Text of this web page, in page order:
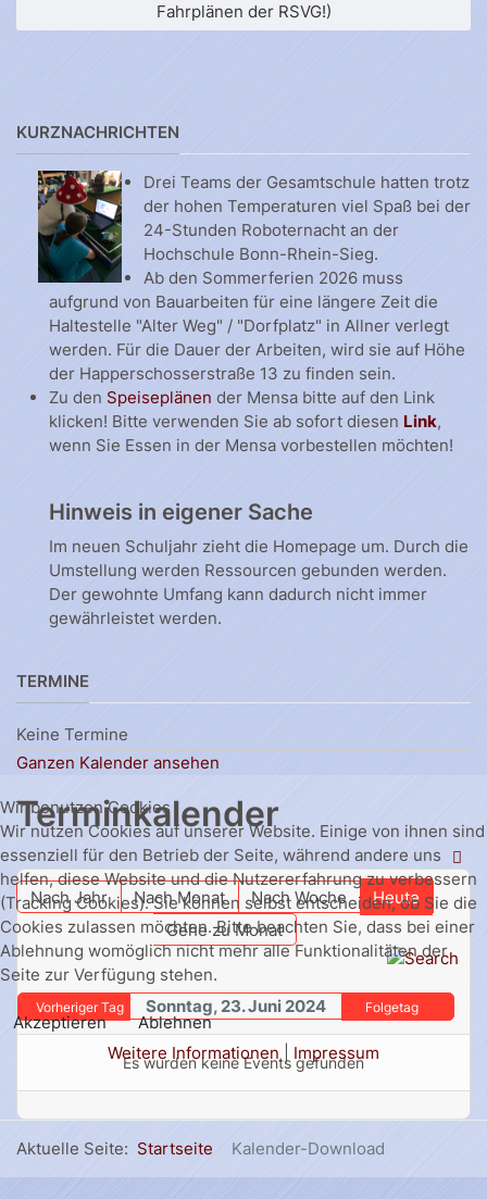
Fahrplänen der RSVG!)
KURZNACHRICHTEN
Drei Teams der Gesamtschule hatten trotz
der hohen Temperaturen viel Spaß bei der
24-Stunden Roboternacht an der
Hochschule Bonn-Rhein-Sieg.
Ab den Sommerferien 2026 muss
aufgrund von Bauarbeiten für eine längere Zeit die
Haltestelle "Alter Weg" / "Dorfplatz" in Allner verlegt
werden. Für die Dauer der Arbeiten, wird sie auf Höhe
der Happerschosserstraße 13 zu finden sein.
Zu den Speiseplänen der Mensa bitte auf den Link
klicken! Bitte verwenden Sie ab sofort diesen Link,
wenn Sie Essen in der Mensa vorbestellen möchten!
Hinweis in eigener Sache
Im neuen Schuljahr zieht die Homepage um. Durch die
Umstellung werden Ressourcen gebunden werden.
Der gewohnte Umfang kann dadurch nicht immer
gewährleistet werden.
TERMINE
Keine Termine
Ganzen Kalender ansehen
Terminkalender
Nach Jahr Nach Monat Nach Woche
Heute
Gehe zu Monat
Vorheriger Tag Sonntag, 23. Juni 2024 Folgetag
Es wurden keine Events gefunden
Aktuelle Seite: Startseite Kalender-Download
Wir benutzen Cookies
Wir nutzen Cookies auf unserer Website. Einige von ihnen sind
essenziell für den Betrieb der Seite, während andere uns
helfen, diese Website und die Nutzererfahrung zu verbessern
(Tracking Cookies). Sie können selbst entscheiden, ob Sie die
Cookies zulassen möchten. Bitte beachten Sie, dass bei einer
Ablehnung womöglich nicht mehr alle Funktionalitäten der
Seite zur Verfügung stehen.
Akzeptieren
Ablehnen
Weitere Informationen| Impressum